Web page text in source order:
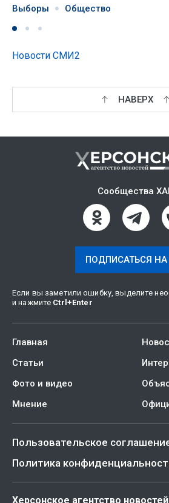
Выборы Общество
Новости СМИ2
НАВЕРХ
Сообщества
ПОДПИСАТЬСЯ НА
Если вы заметили ошибку, выделите
и нажмите Ctrl +Enter
Главная
Статьи
Фото и видео
Мнение
Пользовательское
Политика
Херсонское агентство новостей